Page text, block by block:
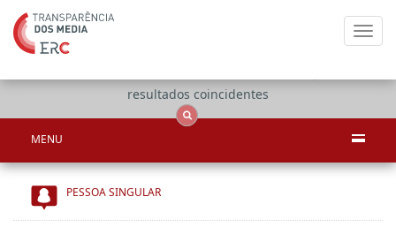
resultados coincidentes
MENU
PESSOA SINGULAR